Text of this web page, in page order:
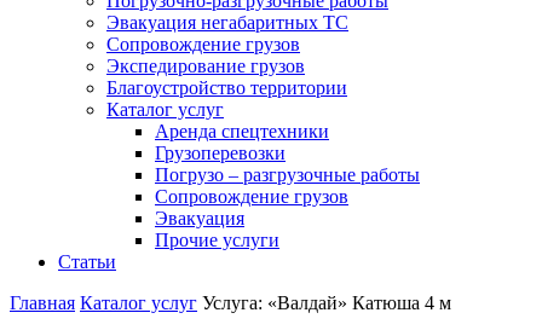
Эвакуация негабаритных ТС
Сопровождение грузов
Экспедирование грузов
Благоустройство территории
Каталог услуг
Аренда спецтехники
Грузоперевозки
Погрузо – разгрузочные работы
Сопровождение грузов
Эвакуация
Прочие услуги
Статьи
Главная Каталог услуг Услуга: «Валдай» Катюша 4 м